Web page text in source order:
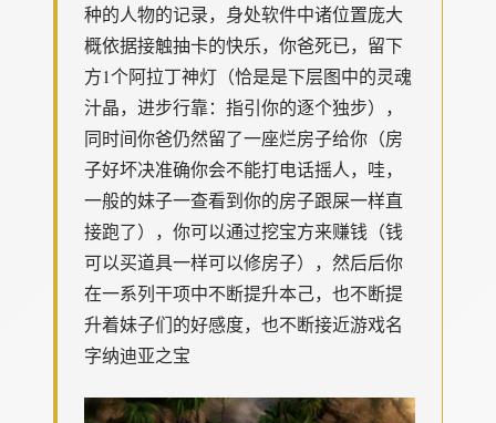
种的人物的记录，身处软件中诸位置庞大
概依据接触抽卡的快乐，你爸死已，留下
方1个阿拉丁神灯（恰是是下层图中的灵魂
汁晶，进步行靠：指引你的逐个独步），
同时间你爸仍然留了一座烂房子给你（房
子好坏决准确你会不能打电话摇人，哇，
一般的妹子一查看到你的房子跟屎一样直
接跑了），你可以通过挖宝方来赚钱（钱
可以买道具一样可以修房子），然后后你
在一系列干项中不断提升本己，也不断提
升着妹子们的好感度，也不断接近游戏名
字纳迪亚之宝